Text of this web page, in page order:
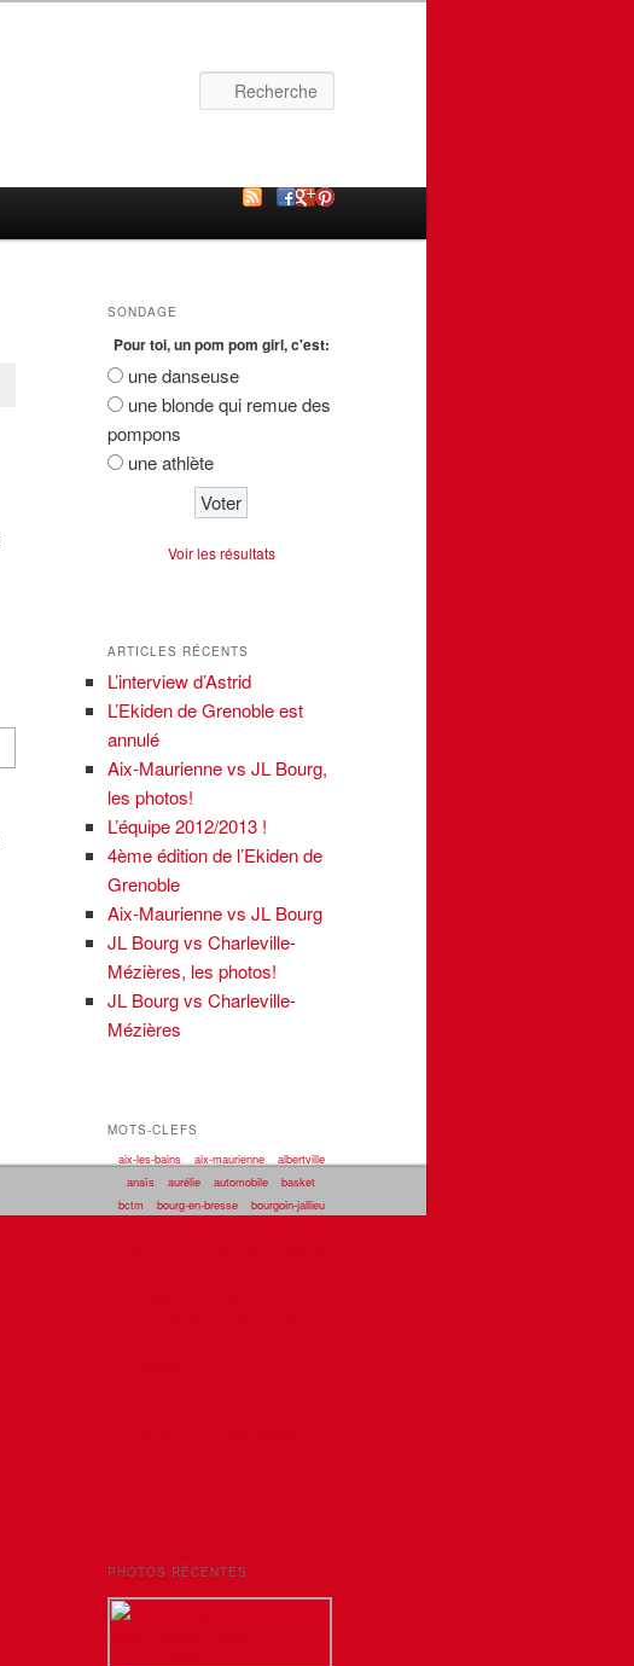
SONDAGE
Pour toi, un pom pom girl, c'est:
une danseuse
une blonde qui remue des
pompons
une athlète
Voir les résultats
ARTICLES RÉCENTS
L’interview d’Astrid
L’Ekiden de Grenoble est
annulé
Aix-Maurienne vs JL Bourg,
les photos!
L’équipe 2012/2013 !
4ème édition de l’Ekiden de
Grenoble
Aix-Maurienne vs JL Bourg
JL Bourg vs Charleville-
Mézières, les photos!
JL Bourg vs Charleville-
Mézières
MOTS-CLEFS
aix-les-bains
aix-maurienne
albertville
anaïs
aurélie automobile
basket
bctm
bourg-en-bresse
bourgoin-jallieu
PHOTOS RÉCENTES